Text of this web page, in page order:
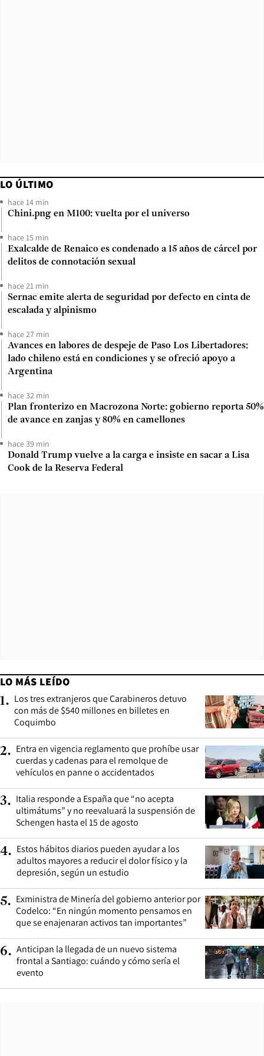
LO ÚLTIMO
hace 14 min
Chini.png en M100: vuelta por el universo
hace 15 min
Exalcalde de Renaico es condenado a 15 años de cárcel por
delitos de connotación sexual
hace 21 min
Sernac emite alerta de seguridad por defecto en cinta de
escalada y alpinismo
hace 27 min
Avances en labores de despeje de Paso Los Libertadores:
lado chileno está en condiciones y se ofreció apoyo a
Argentina
hace 32 min
Plan fronterizo en Macrozona Norte: gobierno reporta 50%
de avance en zanjas y 80% en camellones
hace 39 min
Donald Trump vuelve a la carga e insiste en sacar a Lisa
Cook de la Reserva Federal
LO MÁS LEÍDO
1. Los tres extranjeros que Carabineros detuvo
con más de $540 millones en billetes en
Coquimbo
2. Entra en vigencia reglamento que prohíbe usar
cuerdas y cadenas para el remolque de
vehículos en panne o accidentados
3. Italia responde a España que “no acepta
ultimátums” y no reevaluará la suspensión de
Schengen hasta el 15 de agosto
4. Estos hábitos diarios pueden ayudar a los
adultos mayores a reducir el dolor físico y la
depresión, según un estudio
5. Exministra de Minería del gobierno anterior por
Codelco: “En ningún momento pensamos en
que se enajenaran activos tan importantes”
6. Anticipan la llegada de un nuevo sistema
frontal a Santiago: cuándo y cómo sería el
evento